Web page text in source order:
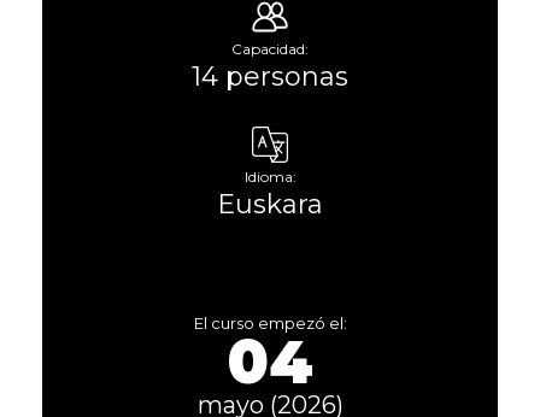
Capacidad:
14 personas
Idioma:
Euskara
El curso empezó el:
04
mayo (2026)